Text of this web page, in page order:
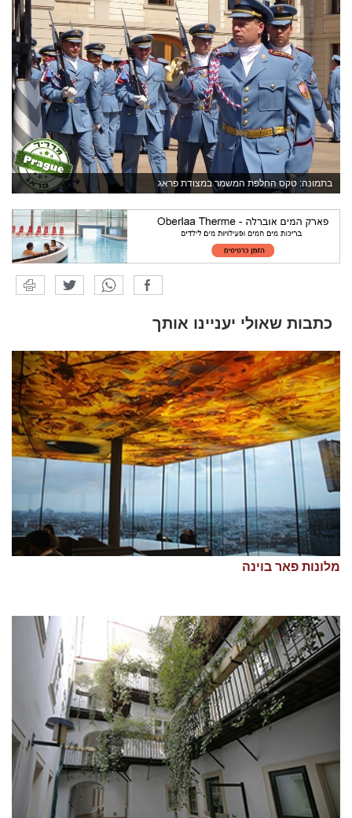
בתמונה: טקס החלפת המשמר במצודת פראג
כתבות שאולי יעניינו אותך
מלונות פאר בוינה